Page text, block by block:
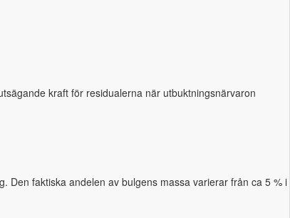
kraft för residualerna när utbuktningsnärvaron
Den faktiska andelen av bulgens massa varierar från ca 5 % i